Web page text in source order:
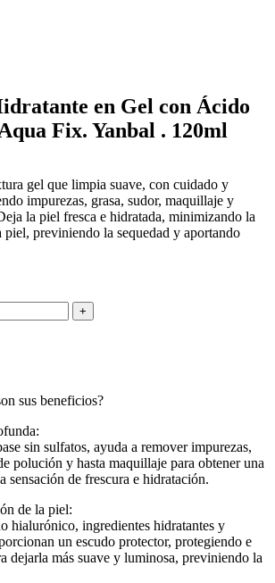
en Gel con Ácido
Fix. Yanbal . 120ml
gel que limpia suave, con cuidado y
impurezas, grasa, sudor, maquillaje y
la piel fresca e hidratada, minimizando la
piel, previniendo la sequedad y aportando
sus beneficios?
sin sulfatos, ayuda a remover impurezas,
polución y hasta maquillaje para obtener una
sensación de frescura e hidratación.
de la piel:
hialurónico, ingredientes hidratantes y
un escudo protector, protegiendo e
dejarla más suave y luminosa, previniendo la